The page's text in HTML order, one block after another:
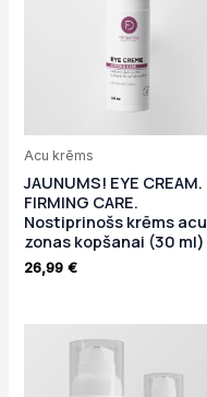
Acu krēms
JAUNUMS! EYE CREAM.
FIRMING CARE.
Nostiprinošs krēms acu
zonas kopšanai (30 ml)
26,99€
price
was:
34,63 €.